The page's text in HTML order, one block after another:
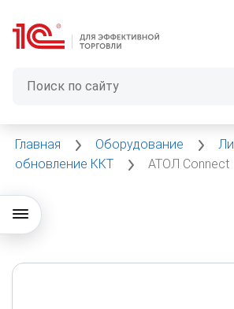
Главная Оборудование
обновление ККТ
АТОЛ Connect